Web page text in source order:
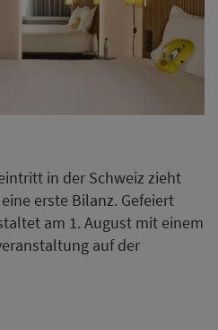
in der Schweiz zieht
erste Bilanz. Gefeiert
am 1. August mit einem
auf der